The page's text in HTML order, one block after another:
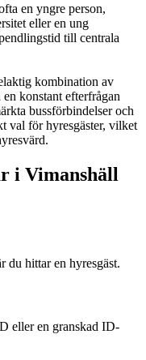
en yngre person,
eller en ung
till centrala
kombination av
konstant efterfrågan
bussförbindelser och
val för hyresgäster, vilket
i Vimanshäll
du hittar en hyresgäst.
eller en granskad ID-